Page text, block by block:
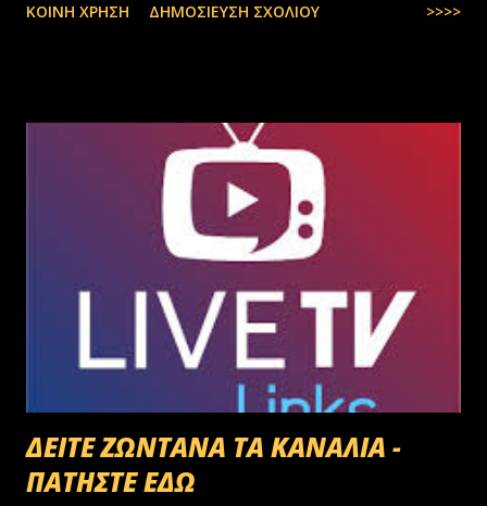
ΚΟΙΝΉ ΧΡΉΣΗ ΔΗΜΟΣΊΕΥΣΗ ΣΧΟΛΊΟΥ >>>>
ΔΕΙΤΕ ΖΩΝΤΑΝΑ ΤΑ ΚΑΝΑΛΙΑ -
ΠΑΤΗΣΤΕ ΕΔΩ